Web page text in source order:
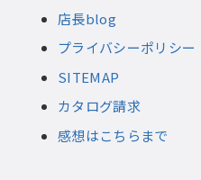
店長blog
プライバシーポリシー
SITEMAP
カタログ請求
感想はこちらまで